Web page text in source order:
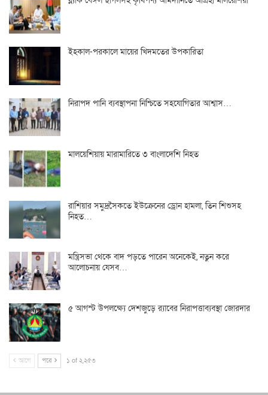
ইহকাল-পরকালে মায়ের খিদমতের উপকারিতা
নিরাপদ পানি ব্যবস্থাপনা নিশ্চিতে সহযোগিতার আশ্বাস…
মালয়েশিয়ায় মারামারিতে ৩ বাংলাদেশি নিহত
রাশিয়ার সমুদ্রসৈকতে ইউক্রেনের ড্রোন হামলা, তিন শিশুসহ
নিহত…
মন্ত্রিসভা থেকে বাদ পড়তে পারেন অনেকেই, নতুন করে
আলোচনায় যেসব…
৫ আগস্ট উপলক্ষ্যে দেশজুড়ে র‌্যাবের নিরাপত্তাব্যবস্থা জোরদার
আগে পরে ১ of ২,২৫৩